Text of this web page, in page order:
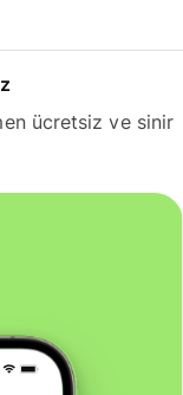
ücretsiz ve sinir